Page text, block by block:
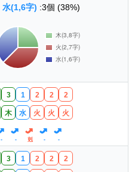
水(1,6字) :3個 (38%)
3 1 2 2 2
木 水 火 火 火
- - 剋 - -
3 1 2 2 2